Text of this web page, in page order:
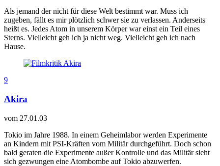
Als jemand der nicht für diese Welt bestimmt war. Muss ich
zugeben, fällt es mir plötzlich schwer sie zu verlassen. Anderseits
heißt es. Jedes Atom in unserem Körper war einst ein Teil eines
Sterns. Vielleicht geh ich ja nicht weg. Vielleicht geh ich nach
Hause.
9
Akira
vom 27.01.03
Tokio im Jahre 1988. In einem Geheimlabor werden Experimente
an Kindern mit PSI-Kräften vom Militär durchgeführt. Doch schon
bald geraten die Experimente außer Kontrolle und das Militär sieht
sich gezwungen eine Atombombe auf Tokio abzuwerfen.